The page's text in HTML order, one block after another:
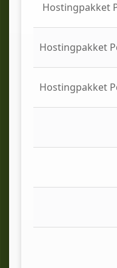
Hostingpakket
Hostingpakket
Hostingpakket